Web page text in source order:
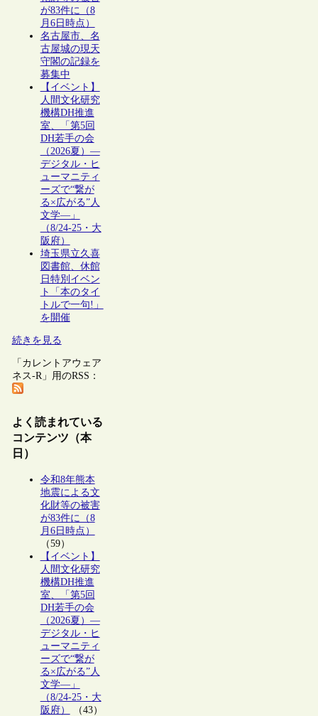
が83件に（8
月6日時点）
名古屋市、名
古屋城の現天
守閣の記録を
募集中
【イベント】
人間文化研究
機構DH推進
室、「第5回
DH若手の会
（2026夏）―
デジタル・ヒ
ューマニティ
ーズで“繋が
る×広がる”人
文学―」
（8/24-25・大
阪府）
埼玉県立久喜
図書館、休館
日特別イベン
ト「本のタイ
トルで一句!」
を開催
続きを見る
「カレントアウェア
ネス-R」用のRSS：
よく読まれている
コンテンツ（本
日）
令和8年熊本
地震による文
化財等の被害
が83件に（8
月6日時点）
（59）
【イベント】
人間文化研究
機構DH推進
室、「第5回
DH若手の会
（2026夏）―
デジタル・ヒ
ューマニティ
ーズで“繋が
る×広がる”人
文学―」
（8/24-25・大
阪府）
（43）